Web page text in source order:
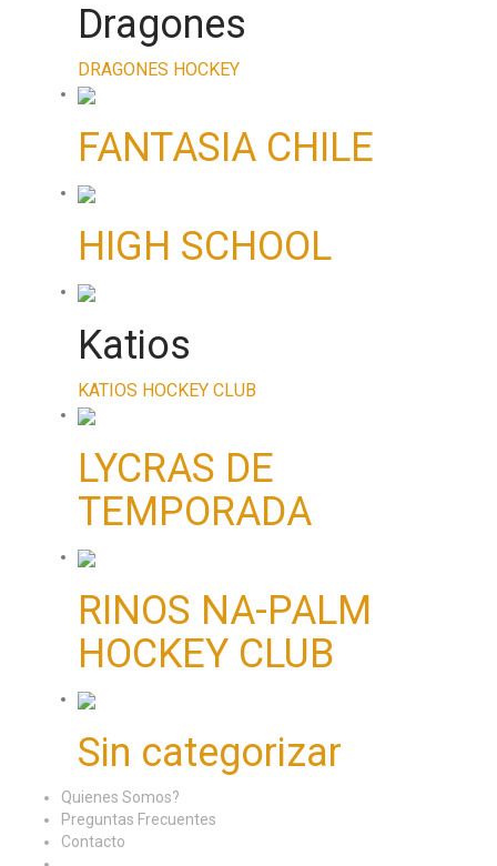
Dragones
DRAGONES HOCKEY
FANTASIA CHILE
HIGH SCHOOL
Katios
KATIOS HOCKEY CLUB
LYCRAS DE
TEMPORADA
RINOS NA-PALM
HOCKEY CLUB
Sin categorizar
Quienes Somos?
Preguntas Frecuentes
Contacto